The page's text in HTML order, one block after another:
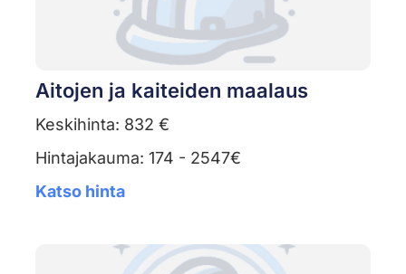
Aitojen ja kaiteiden maalaus
Keskihinta: 832 €
Hintajakauma: 174 - 2547€
Katso hinta